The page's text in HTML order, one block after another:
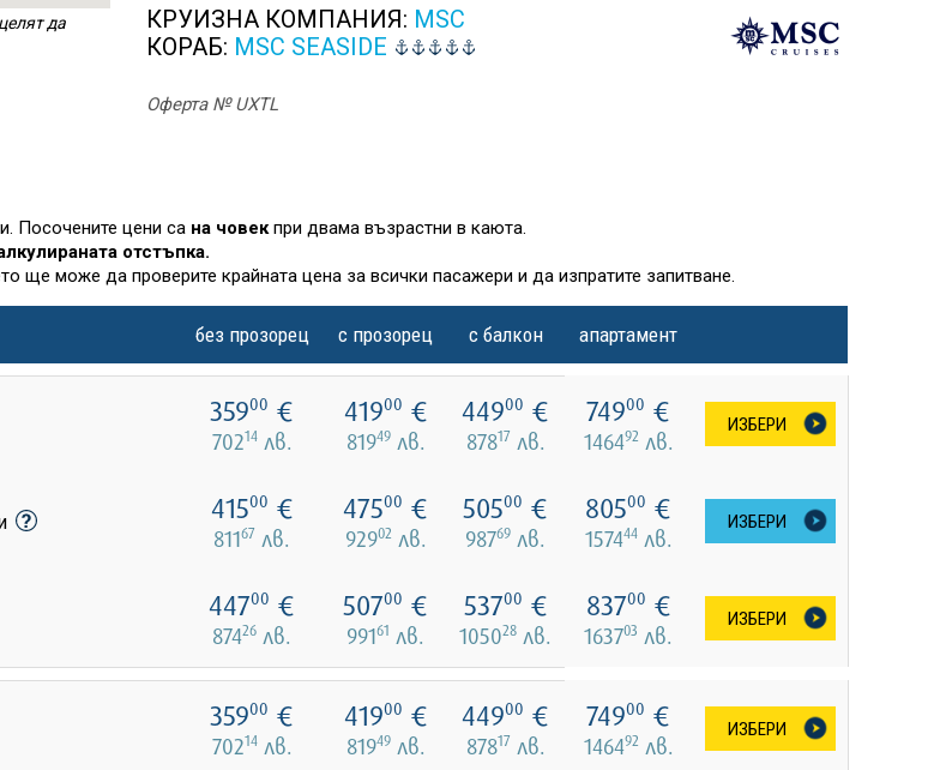
да
КРУИЗНА КОМПАНИЯ: MSC
КОРАБ: MSC SEASIDE
Оферта № UXTL
Посочените цени са на човекпри двама възрастни в каюта.
отстъпка.
ще може да проверите крайната цена за всички пасажери и да изпратите запитване.
без прозорец с прозорец с балкон апартамент
35900 €
70214лв.
41900 €
81949лв.
44900 €
87817лв.
74900 €
146492 лв.
ИЗБЕРИ
41500 €
81167 лв.
47500 €
92902 лв.
50500 €
98769 лв.
80500 €
157444лв.
ИЗБЕРИ
44700 €
87426 лв.
50700 €
99161 лв.
53700 €
105028 лв.
83700 €
163703 лв.
ИЗБЕРИ
35900 €
70214лв.
41900 €
81949лв.
44900 €
87817лв.
74900 €
146492 лв.
ИЗБЕРИ